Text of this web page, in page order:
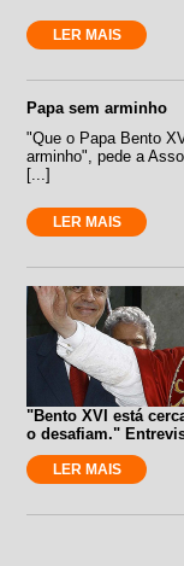
LER MAIS
Papa sem arminho
"Que o Papa Bento
arminho", pede a
[...]
LER MAIS
"Bento XVI está
o desafiam."
LER MAIS